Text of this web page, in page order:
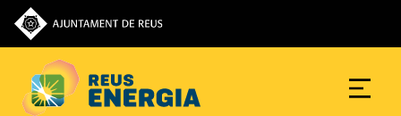
Vés al contingut